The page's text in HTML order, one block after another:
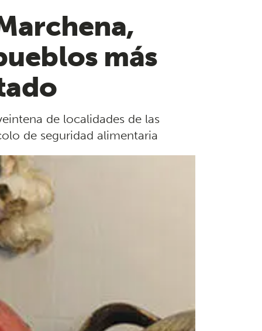
más
de localidades de las
de seguridad alimentaria